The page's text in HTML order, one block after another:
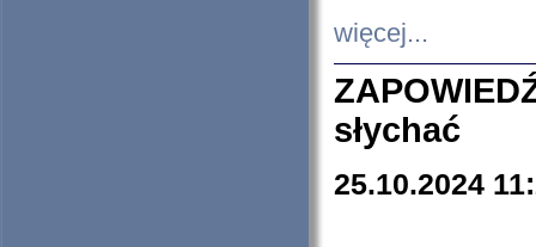
więcej...
słychać
25.10.2024